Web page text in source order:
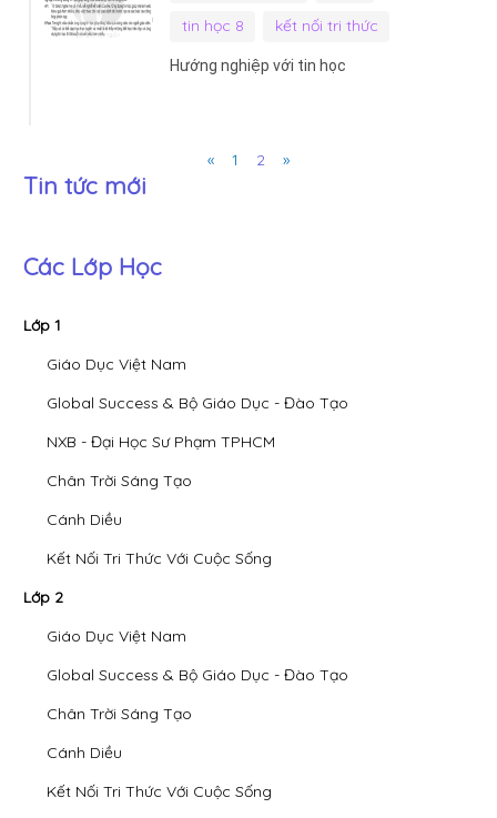
tin học 8
kết nối tri thức
Hướng nghiệp với tin học
«Previous
1 2 »Next
Tin tức mới
Các Lớp Học
Lớp 1
Giáo Dục Việt Nam
Global Success & Bộ Giáo Dục - Đào Tạo
NXB - Đại Học Sư Phạm TPHCM
Chân Trời Sáng Tạo
Cánh Diều
Kết Nối Tri Thức Với Cuộc Sống
Lớp 2
Giáo Dục Việt Nam
Global Success & Bộ Giáo Dục - Đào Tạo
Chân Trời Sáng Tạo
Cánh Diều
Kết Nối Tri Thức Với Cuộc Sống